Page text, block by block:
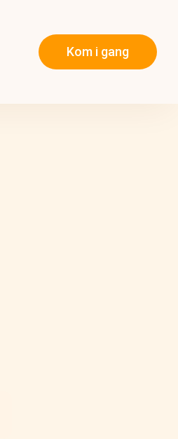
Kom i gang